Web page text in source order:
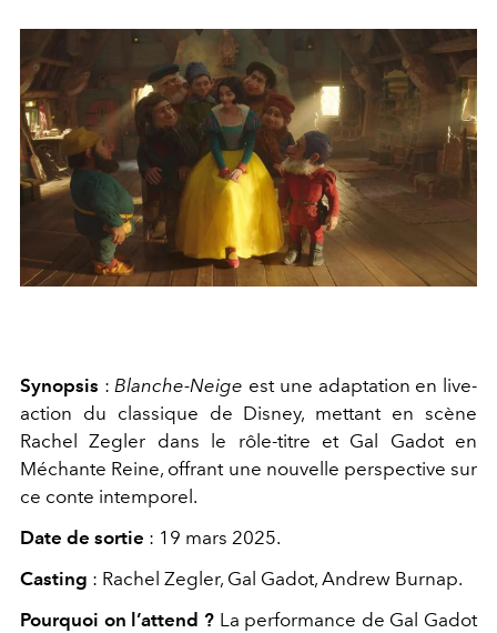
Synopsis :Blanche-Neige est une adaptation en live-
action du classique de Disney, mettant en scène
Rachel Zegler dans le rôle-titre et Gal Gadot en
Méchante Reine, offrant une nouvelle perspective sur
ce conte intemporel.
Date de sortie : 19 mars 2025.
Casting : Rachel Zegler, Gal Gadot, Andrew Burnap.
Pourquoi on l’attend ?La performance de Gal Gadot